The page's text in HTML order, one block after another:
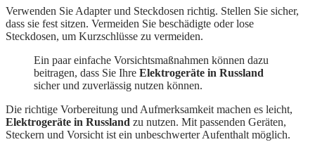
Verwenden Sie Adapter und Steckdosen richtig. Stellen Sie sicher,
dass sie fest sitzen. Vermeiden Sie beschädigte oder lose
Steckdosen, um Kurzschlüsse zu vermeiden.
Ein paar einfache Vorsichtsmaßnahmen können dazu
beitragen, dass Sie Ihre Elektrogeräte in Russland
sicher und zuverlässig nutzen können.
Die richtige Vorbereitung und Aufmerksamkeit machen es leicht,
Elektrogeräte in Russland zu nutzen. Mit passenden Geräten,
Steckern und Vorsicht ist ein unbeschwerter Aufenthalt möglich.